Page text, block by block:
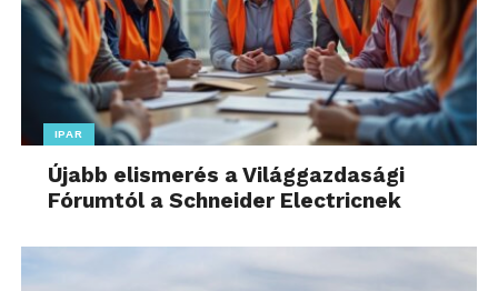
IPAR
Újabb elismerés a Világgazdasági
Fórumtól a Schneider Electricnek